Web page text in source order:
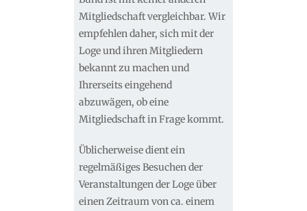
Mitgliedschaft vergleichbar. Wir
empfehlen daher, sich mit der
Loge und ihren Mitgliedern
bekannt zu machen und
Ihrerseits eingehend
abzuwägen, ob eine
Mitgliedschaft in Frage kommt.
Üblicherweise dient ein
regelmäßiges Besuchen der
Veranstaltungen der Loge über
einen Zeitraum von ca. einem